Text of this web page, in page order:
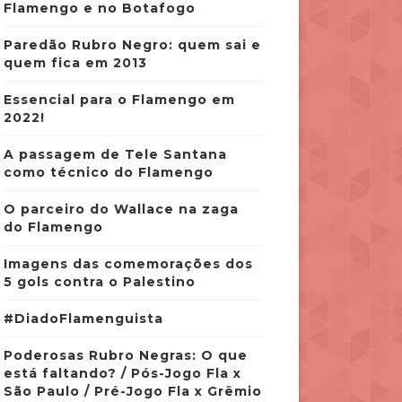
Flamengo e no Botafogo
Paredão Rubro Negro: quem sai e
quem fica em 2013
Essencial para o Flamengo em
2022!
A passagem de Tele Santana
como técnico do Flamengo
O parceiro do Wallace na zaga
do Flamengo
Imagens das comemorações dos
5 gols contra o Palestino
#DiadoFlamenguista
Poderosas Rubro Negras: O que
está faltando? / Pós-Jogo Fla x
São Paulo / Pré-Jogo Fla x Grêmio